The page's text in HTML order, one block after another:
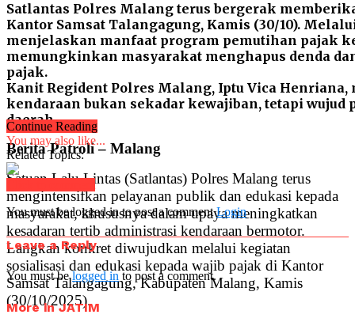
Satlantas Polres Malang terus bergerak
Kantor Samsat Talangagung, Kamis (30/10).
menjelaskan manfaat program pemutihan pajak
memungkinkan masyarakat menghapus denda
pajak.
Kanit Regident Polres Malang, Iptu Vica
kendaraan bukan sekadar kewajiban, tetapi
daerah.
Berita Patroli – Malang
Satuan Lalu Lintas (Satlantas) Polres Malang terus
mengintensifkan pelayanan publik dan edukasi kepada
masyarakat, khususnya dalam upaya meningkatkan
kesadaran tertib administrasi kendaraan bermotor.
Langkah konkret diwujudkan melalui kegiatan
sosialisasi dan edukasi kepada wajib pajak di Kantor
Samsat Talangagung, Kabupaten Malang, Kamis
(30/10/2025).
Continue Reading
You may also like...
Related Topics:
You must be logged in to post a commentLogin
Leave a Reply
You must belogged in to post a comment.
More in JATIM